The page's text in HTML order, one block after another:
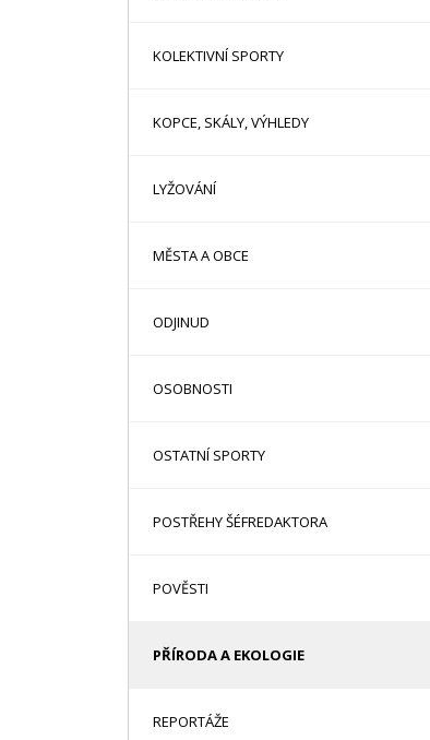
KOLEKTIVNÍ SPORTY
KOPCE, SKÁLY, VÝHLEDY
LYŽOVÁNÍ
MĚSTA A OBCE
ODJINUD
OSOBNOSTI
OSTATNÍ SPORTY
POSTŘEHY ŠÉFREDAKTORA
POVĚSTI
PŘÍRODA A EKOLOGIE
REPORTÁŽE